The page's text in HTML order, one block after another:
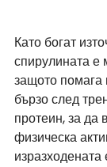
Като богат
спирулината е
защото помага
бързо след
протеин, за да
физическа
изразходената